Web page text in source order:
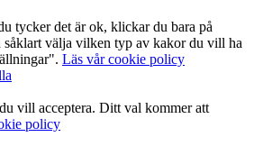
tycker det är ok, klickar du bara på
välja vilken typ av kakor du vill ha
Läs vår cookie policy
vill acceptera. Ditt val kommer att
policy